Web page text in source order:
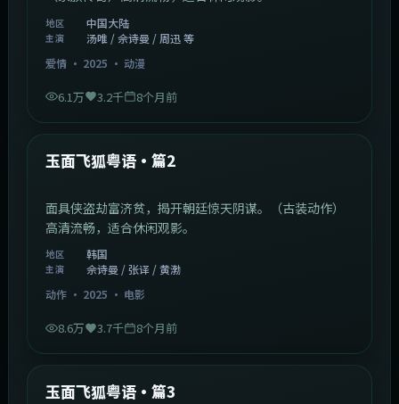
地区 中国大陆
主演
汤唯 / 佘诗曼 / 周迅 等
爱情· 2025 · 动漫
6.1万 3.2千 8个月前
最新
玉面飞狐粤语·篇2
面具侠盗劫富济贫，揭开朝廷惊天阴谋。（古装动作）
高清流畅，适合休闲观影。
地区 韩国
主演
佘诗曼 / 张译 / 黄渤
动作· 2025 · 电影
8.6万 3.7千 8个月前
最新
玉面飞狐粤语·篇3